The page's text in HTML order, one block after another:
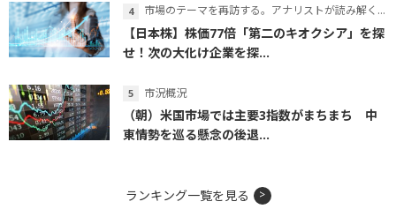
市場のテーマを再訪する。アナリストが読み解くテーマの本質
【日本株】株価77倍「第二のキオクシア」を探
せ！次の大化け企業を探...
市況概況
（朝）米国市場では主要3指数がまちまち 中
東情勢を巡る懸念の後退...
ランキング一覧を見る